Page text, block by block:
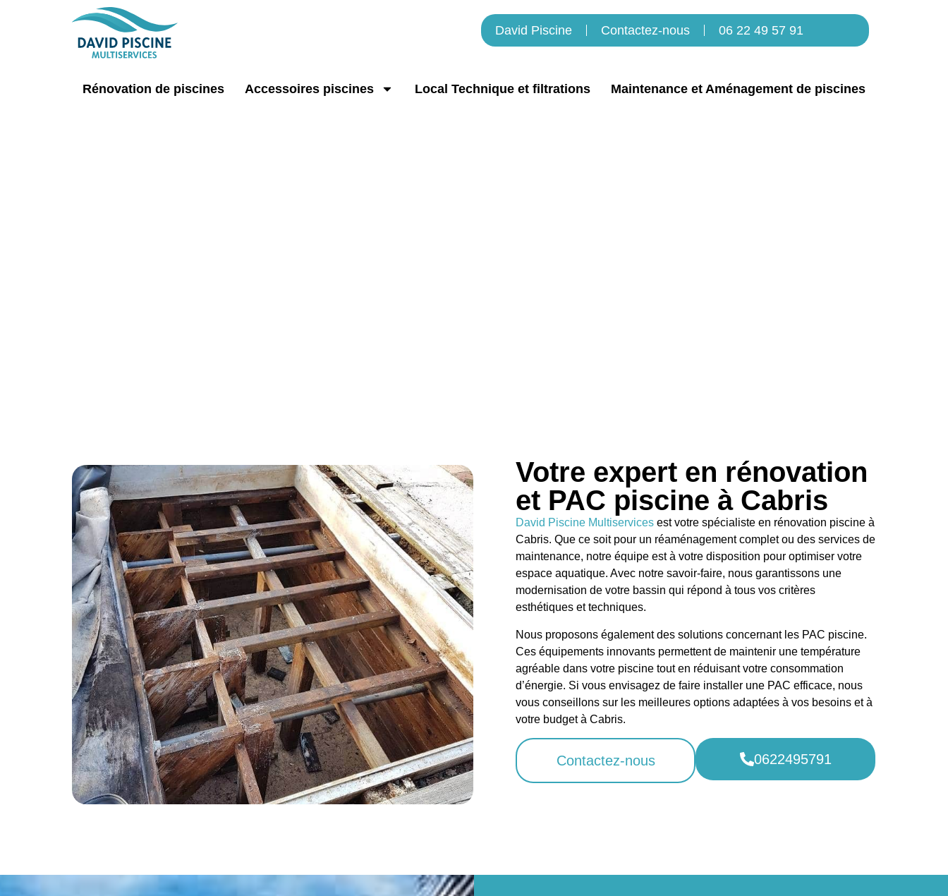
David Piscine Contactez-nous 06 22 49 57 91
Rénovation de piscines Accessoires piscines Local Technique et filtrations Maintenance et Aménagement de piscines
Votre expert en rénovation
et PAC piscine à Cabris
David Piscine Multiservices est votre spécialiste en rénovation piscine à
Cabris. Que ce soit pour un réaménagement complet ou des services de
maintenance, notre équipe est à votre disposition pour optimiser votre
espace aquatique. Avec notre savoir-faire, nous garantissons une
modernisation de votre bassin qui répond à tous vos critères
esthétiques et techniques.
Nous proposons également des solutions concernant les PAC piscine.
Ces équipements innovants permettent de maintenir une température
agréable dans votre piscine tout en réduisant votre consommation
d’énergie. Si vous envisagez de faire installer une PAC efficace, nous
vous conseillons sur les meilleures options adaptées à vos besoins et à
votre budget à Cabris.
Contactez-nous 0622495791